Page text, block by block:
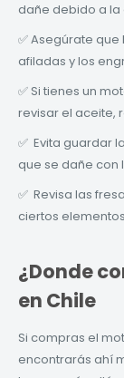
dañe debido a la
✅ Asegúrate
afiladas y los
✅ Si tienes un
revisar el aceite,
✅ Evita guardar
que se dañe con
✅ Revisa las
ciertos
¿Donde
en Chile
Si compras el
encontrarás ahí